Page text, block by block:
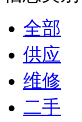
全部
供应
维修
二手